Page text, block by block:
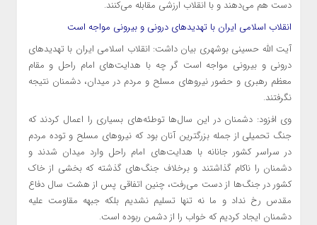
دست هم می‌دهند و با انقلاب ارزشی مقابله می‌کنند.
انقلاب اسلامی ایران با تهدیدهای درونی و بیرونی مواجه است
آیت الله حسینی بوشهری بیان داشت: انقلاب اسلامی ایران با تهدیدهای
درونی و بیرونی مواجه است گر چه با هدایت‌های امام راحل و مقام
معظم رهبری و حضور نیروهای مسلح و مردم در میدان، دشمنان نتیجه
نگرفتند.
وی افزود: دشمنان در این سال‌ها توطئه‌های بسیاری را اعمال کردند که
جنگ تحمیلی از جمله بزرگترین آنان بود که نیروهای مسلح و توده مردم
در سراسر کشور جانانه با هدایت‌های امام راحل وارد میدان شدند و
دشمنان را ناکام گذاشتند و برخلاف جنگ‌های گذشته که بخشی از خاک
کشور در جنگ‌ها از دست می‌رفت، چنین اتفاقی پس از هشت سال دفاع
مقدس رخ نداد و ما نه تنها تسلیم نشدیم بلکه جبهه مقاومت علیه
دشمنان ایجاد کردیم که خواب را از دشمن ربوده است.